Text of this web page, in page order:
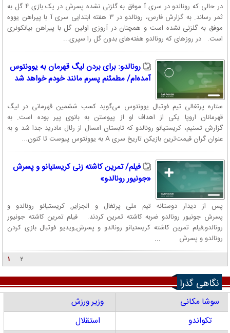
در حالی که رونالدو در سری آ موفق به گلزنی نشده پسرش در یک بازی ۴ گل به
ثمر رساند. به گزارش فارس، رونالدو در ۳ هفته ابتدایی سری آ با پیراهن یووه
موفق به گلزنی نشده است و همچنان در آروزی اولین گل با پیراهن بیانکونری
است. در روزهای که رونالدو هفته‌های بدون گل را سپری...
رونالدو: برای بردن لیگ قهرمان به یوونتوس
آمده‌ام/ مطمئنم پسرم مانند خودم خواهد شد
ستاره پرتغالی تیم فوتبال یوونتوس می‌گوید کسب ششمین قهرمانی در لیگ
قهرمانان اروپا یکی از اهداف او از پیوستن به بانوی پیر بوده است. به
گزارش تسنیم، کریستیانو رونالدو که تابستان امسال از رئال مادرید جدا شد و به
عنوان گران قیمت‌ترین بازیکن تاریخ سری A به یوونتوس پیوست تا کنون...
فیلم/ تمرین کاشته زنی کریستیانو و پسرش
«جونیور رونالدو»
پس از دیدار دوستانه تیم ملی پرتغال و الجزایر, کریستیانو رونالدو و
پسرش جونیور رونالدو ضربه کاشته تمرین کردند. فیلم تمرین کاشته جونیور
رونالدو,فیلم تمرین کاشته کریستیانو رونالدو و پسرش,ویدیو فوتبال بازی کردن
رونالدو و پسرش ...
۱
۲
نگاهی گذرا
سوشا مکانی
وزیر ورزش
تکواندو
استقلال